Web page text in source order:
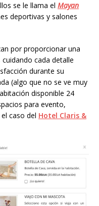
se le llama el Mayan
deportivas y salones
por proporcionar una
cada detalle
durante su
(algo que no se ve muy
disponible 24
para evento,
caso del Hotel Claris &